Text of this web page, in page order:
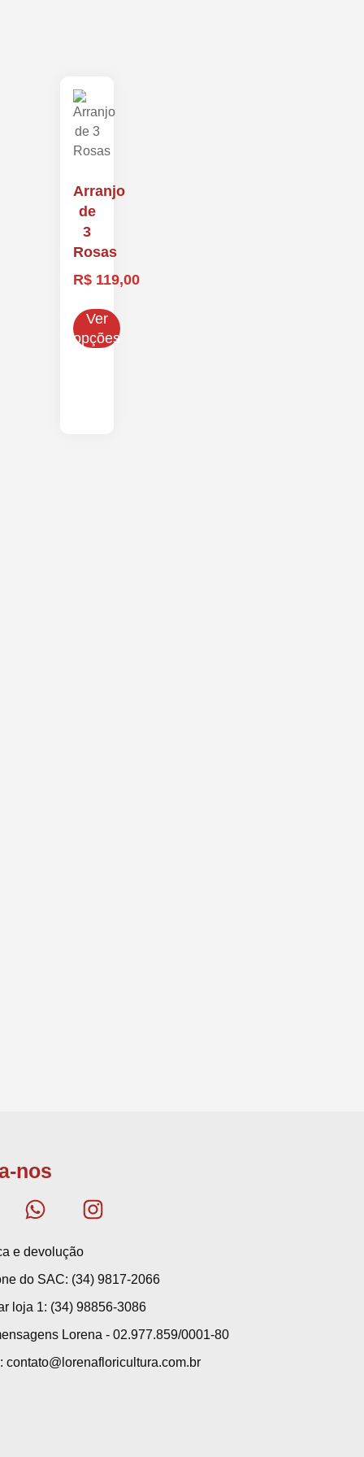
Arranjo
de
3
Rosas
R$ 119,00
Ver
opções
nos
e devolução
do SAC: (34) 9817-2066
loja 1: (34) 98856-3086
Lorena - 02.977.859/0001-80
contato@lorenafloricultura.com.br